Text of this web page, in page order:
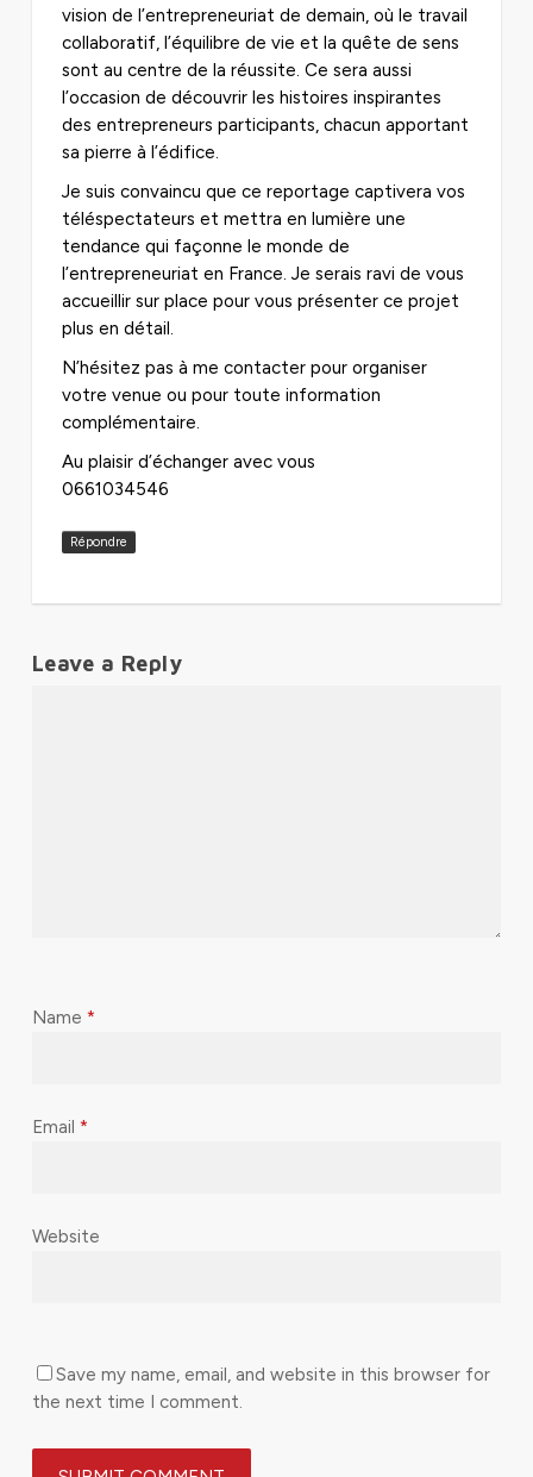
vision de l’entrepreneuriat de demain, où le travail
collaboratif, l’équilibre de vie et la quête de sens
sont au centre de la réussite. Ce sera aussi
l’occasion de découvrir les histoires inspirantes
des entrepreneurs participants, chacun apportant
sa pierre à l’édifice.
Je suis convaincu que ce reportage captivera vos
téléspectateurs et mettra en lumière une
tendance qui façonne le monde de
l’entrepreneuriat en France. Je serais ravi de vous
accueillir sur place pour vous présenter ce projet
plus en détail.
N’hésitez pas à me contacter pour organiser
votre venue ou pour toute information
complémentaire.
Au plaisir d’échanger avec vous
0661034546
Répondre
Leave a Reply
Name *
Email *
Website
Save my name, email, and website in this browser for
the next time I comment.